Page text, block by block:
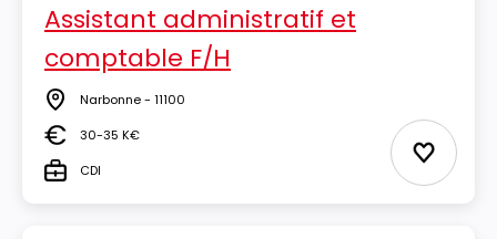
Assistant administratif et
comptable F/H
Lieu Narbonne - 11100
Salaire30-35 K€
TypeCDI Ajouter